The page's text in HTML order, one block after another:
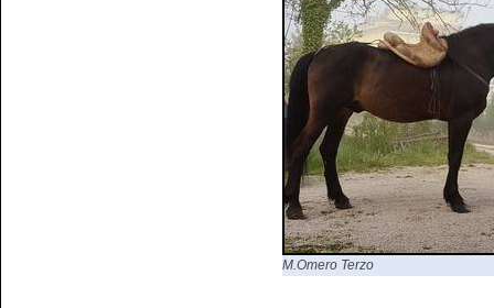
M.Omero Terzo